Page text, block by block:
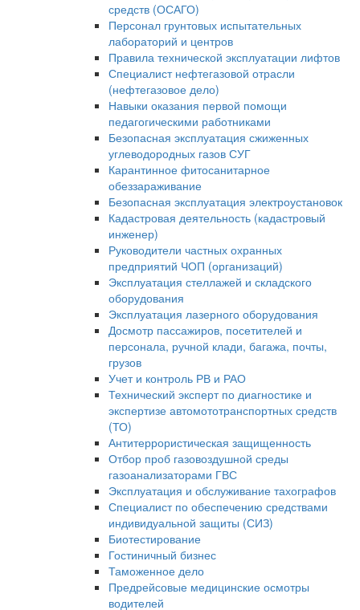
средств (ОСАГО)
Персонал грунтовых испытательных
лабораторий и центров
Правила технической эксплуатации лифтов
Специалист нефтегазовой отрасли
(нефтегазовое дело)
Навыки оказания первой помощи
педагогическими работниками
Безопасная эксплуатация сжиженных
углеводородных газов СУГ
Карантинное фитосанитарное
обеззараживание
Безопасная эксплуатация электроустановок
Кадастровая деятельность (кадастровый
инженер)
Руководители частных охранных
предприятий ЧОП (организаций)
Эксплуатация стеллажей и складского
оборудования
Эксплуатация лазерного оборудования
Досмотр пассажиров, посетителей и
персонала, ручной клади, багажа, почты,
грузов
Учет и контроль РВ и РАО
Технический эксперт по диагностике и
экспертизе автомототранспортных средств
(ТО)
Антитеррористическая защищенность
Отбор проб газовоздушной среды
газоанализаторами ГВС
Эксплуатация и обслуживание тахографов
Специалист по обеспечению средствами
индивидуальной защиты (СИЗ)
Биотестирование
Гостиничный бизнес
Таможенное дело
Предрейсовые медицинские осмотры
водителей